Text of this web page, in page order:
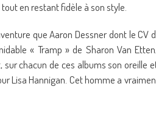
en restant fidèle à son style.
que Aaron Dessner dont le CV
« Tramp » de Sharon Van
chacun de ces albums son oreille
Lisa Hannigan. Cet homme a